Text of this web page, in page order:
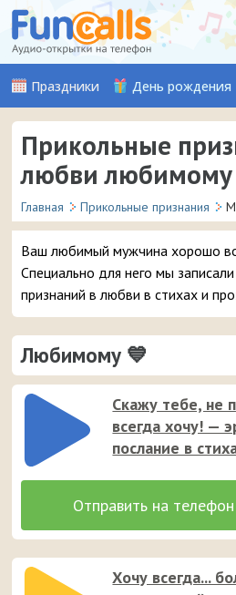
Праздники День рождения
Прикольные
любви
Главная Прикольные признания
Ваш любимый мужчина хорошо
Специально для него мы
признаний в любви в стихах и
отправить на смартфон вашего
виде входящего звонка.
Любимому 💙
Скажу тебе, не
всегда хочу! —
послание в
Хочу всегда...